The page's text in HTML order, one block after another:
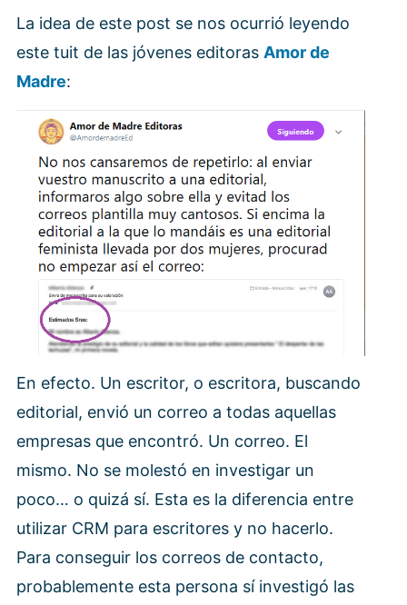
La idea de este post se nos ocurrió leyendo
este tuit de las jóvenes editoras Amor de
Madre:
En efecto. Un escritor, o escritora, buscando
editorial, envió un correo a todas aquellas
empresas que encontró. Un correo. El
mismo. No se molestó en investigar un
poco… o quizá sí. Esta es la diferencia entre
utilizar CRM para escritores y no hacerlo.
Para conseguir los correos de contacto,
probablemente esta persona sí investigó las